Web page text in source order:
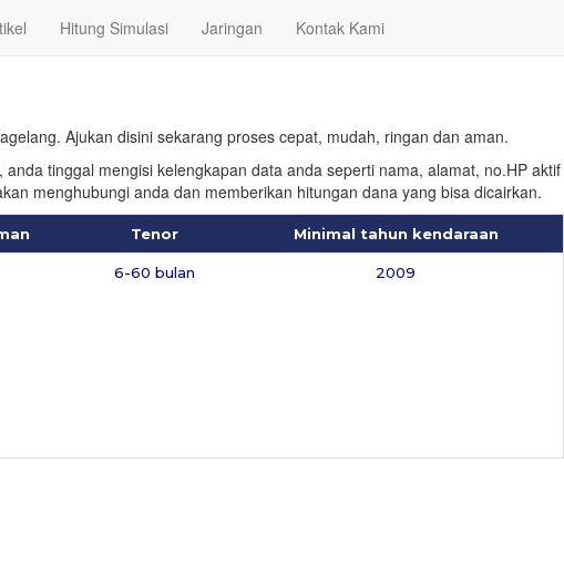
Hitung Simulasi Jaringan Kontak Kami
Ajukan disini sekarang proses cepat, mudah, ringan dan aman.
tinggal mengisi kelengkapan data anda seperti nama, alamat, no.HP aktif
menghubungi anda dan memberikan hitungan dana yang bisa dicairkan.
Tenor Minimal tahun kendaraan
6-60 bulan 2009